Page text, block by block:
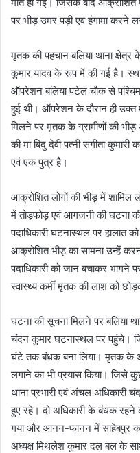
पर भीड़ उमर पड़ी एवं हंगामा करने
मृतक की पहचान बलिया थाना क्षेत्र
कुमार यादव के रूप में की गई है।
ऑपरेशन बलिया पटेल चौक से
हुई थी। ऑपरेशन के दौरान ही उक्त
मिलने पर मृतक के ग्रामीणों की
की मां बिंदु देवी पत्नी संगीता
एवं एक पुत्र है।
आक्रोशित लोगों की भीड़ में शामिल
में तोड़फोड़ एवं आगजनी की घटना
पदाधिकारी घटनास्थल पर हालात
आक्रोशित भीड़ का सामना उन्हें
पदाधिकारी को जान बचाकर
स्वास्थ्य कर्मी मृतक की लाश को
घटना की सूचना मिलने पर बलिया
चंदन कुमार घटनास्थल पर पहुंचे।
घंटे तक बंधक बना लिया। मृतक के
लगाने का भी प्रयास किया। जिसे
थाना प्रभारी एवं अंचल अधिकारी
हुए रहे। दो अधिकारी के बंधक रहने
गया और आनन-फानन में साहेबपुर
अध्यक्ष मिथलेश कुमार दल बल के